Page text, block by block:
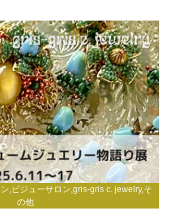
,ビジューサロン,gris-gris c. jewelry,そ
の他